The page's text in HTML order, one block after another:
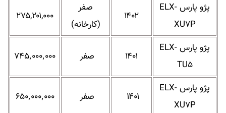
پژو پارس ELX-
XU۷P
۱۴۰۲
صفر
(کارخانه)
۲۷۵,۲۰۱,۰۰۰
پژو پارس ELX-
TU۵
۱۴۰۱ صفر ۷۴۵٬۰۰۰٬۰۰۰
پژو پارس ELX-
XU۷P
۱۴۰۱ صفر ۶۵۰٬۰۰۰٬۰۰۰